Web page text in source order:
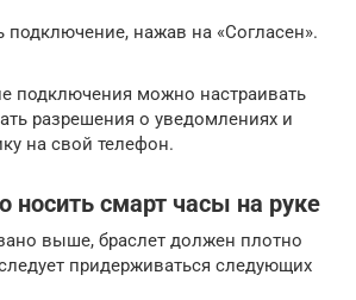
подключение, нажав на «Согласен».
подключения можно настраивать
разрешения о уведомлениях и
на свой телефон.
носить смарт часы на руке
выше, браслет должен плотно
придерживаться следующих